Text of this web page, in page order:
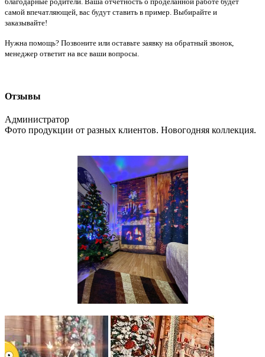
самой впечатляющей, вас будут ставить в пример. Выбирайте и
заказывайте!
Нужна помощь? Позвоните или оставьте заявку на обратный звонок,
менеджер ответит на все ваши вопросы.
Отзывы
Администратор
Фото продукции от разных клиентов. Новогодняя коллекция.